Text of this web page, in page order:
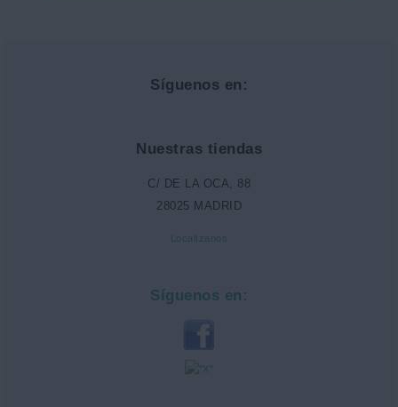
Síguenos en:
Nuestras tiendas
C/ DE LA OCA, 88
28025 MADRID
Localízanos
Síguenos en: